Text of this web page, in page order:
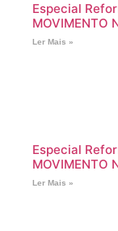
Especial
MOVIMENTO
Ler Mais »
Especial
MOVIMENTO
Ler Mais »